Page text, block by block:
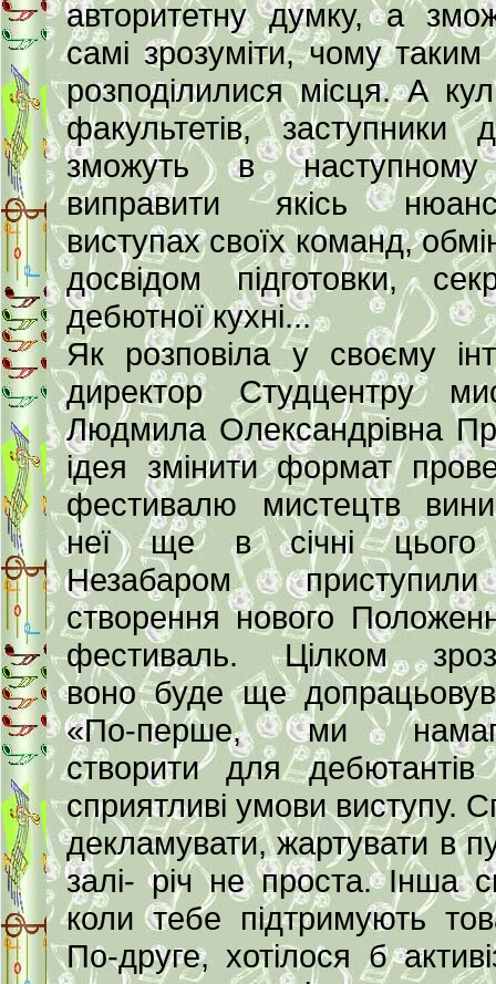
авторитетну думку, а
самі зрозуміти, чому
розподілилися місця. А
факультетів, заступники
зможуть в
виправити якісь
виступах своїх команд,
досвідом підготовки,
дебютної кухні...
Як розповіла у своєму
директор Студцентру
Людмила Олександрівна
ідея змінити формат
фестивалю мистецтв
неї ще в січні цього
Незабаром
створення нового
фестиваль. Цілком
воно буде ще
«По-перше, ми
створити для дебютантів
сприятливі умови виступу.
декламувати, жартувати в
залі- річ не проста. Інша
коли тебе підтримують
По-друге, хотілося б